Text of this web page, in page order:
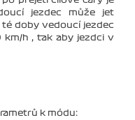
jezdec může jet
té doby vedoucí jezdec
h , tak aby jezdci v
k módu: